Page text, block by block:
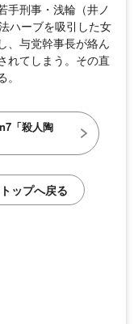
手刑事・浅輪（井ノ
ハーブを吸引した女
、与党幹事長が絡ん
れてしまう。その直
「殺人陶
ップへ戻る